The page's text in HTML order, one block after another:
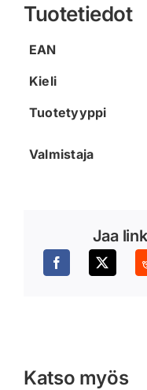
Tuotetiedot
EAN
Kieli
Tuotetyyppi
Valmistaja
Jaa
Katso myös